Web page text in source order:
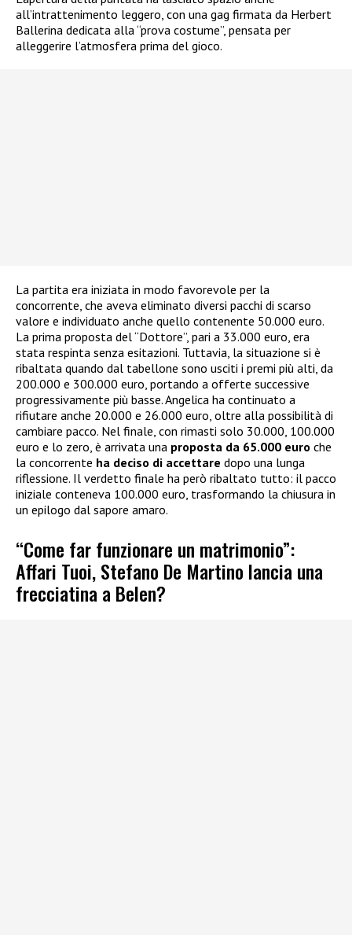
all’intrattenimento leggero, con una gag firmata da Herbert
Ballerina dedicata alla “prova costume”, pensata per
alleggerire l’atmosfera prima del gioco.
La partita era iniziata in modo favorevole per la
concorrente, che aveva eliminato diversi pacchi di scarso
valore e individuato anche quello contenente 50.000 euro.
La prima proposta del “Dottore”, pari a 33.000 euro, era
stata respinta senza esitazioni. Tuttavia, la situazione si è
ribaltata quando dal tabellone sono usciti i premi più alti, da
200.000 e 300.000 euro, portando a offerte successive
progressivamente più basse. Angelica ha continuato a
rifiutare anche 20.000 e 26.000 euro, oltre alla possibilità di
cambiare pacco. Nel finale, con rimasti solo 30.000, 100.000
euro e lo zero, è arrivata una proposta da 65.000 euro che
la concorrente ha deciso di accettare dopo una lunga
riflessione. Il verdetto finale ha però ribaltato tutto: il pacco
iniziale conteneva 100.000 euro, trasformando la chiusura in
un epilogo dal sapore amaro.
“Come far funzionare un matrimonio”:
Affari Tuoi, Stefano De Martino lancia una
frecciatina a Belen?